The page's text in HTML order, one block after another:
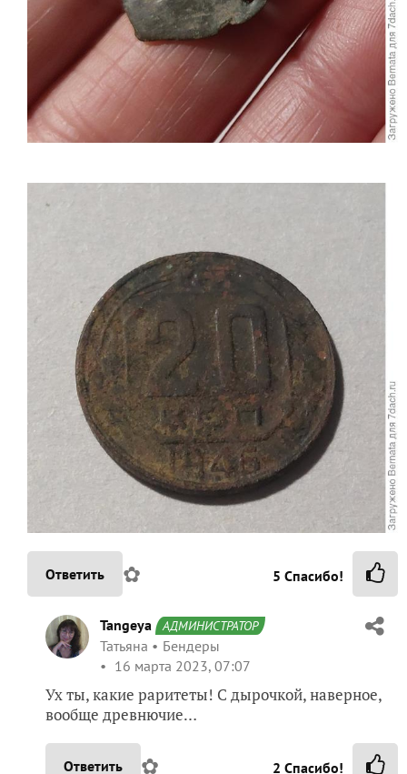
Ответить ✿ 5 Спасибо!
Tangeya АДМИНИСТРАТОР
Татьяна
Бендеры
16 марта 2023, 07:07
Ух ты, какие раритеты! С дырочкой, наверное,
вообще древнючие…
Ответить ✿ 2 Спасибо!